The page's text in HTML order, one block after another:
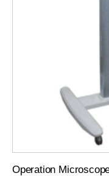
Operation